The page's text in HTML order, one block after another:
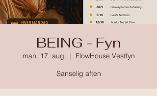
BEING - Fyn
man. 17. aug.
  |
FlowHouse Vestfyn
Sanselig aften